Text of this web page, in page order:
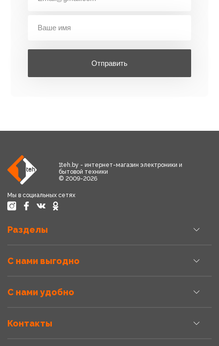
Отправить
1teh.by - интернет-магазин электроники и
бытовой техники
© 2009-2026
Мы в социальных сетях
Разделы
С нами выгодно
С нами удобно
Контакты